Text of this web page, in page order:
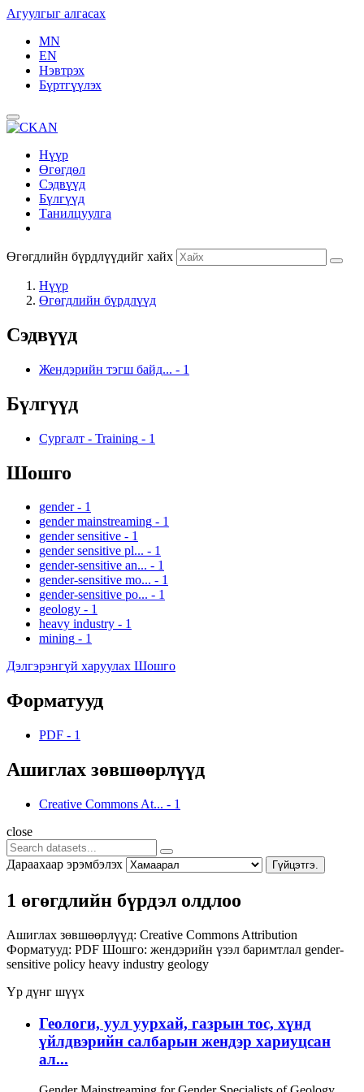
Агуулгыг алгасах
MN
EN
Нэвтрэх
Бүртгүүлэх
Нүүр
Өгөгдөл
Сэдвүүд
Бүлгүүд
Танилцуулга
Өгөгдлийн бүрдлүүдийг хайх
Нүүр
Өгөгдлийн бүрдлүүд
Сэдвүүд
Жендэрийн тэгш байд... - 1
Бүлгүүд
Сургалт - Training - 1
Шошго
gender - 1
gender mainstreaming - 1
gender sensitive - 1
gender sensitive pl... - 1
gender-sensitive an... - 1
gender-sensitive mo... - 1
gender-sensitive po... - 1
geology - 1
heavy industry - 1
mining - 1
Дэлгэрэнгүй харуулах Шошго
Форматууд
PDF - 1
Ашиглах зөвшөөрлүүд
Creative Commons At... - 1
close
Дараахаар эрэмбэлэх Гүйцэтгэ.
1 өгөгдлийн бүрдэл олдлоо
Ашиглах зөвшөөрлүүд: Creative Commons Attribution
Форматууд: PDF Шошго: жендэрийн үзэл баримтлал gender-
sensitive policy heavy industry geology
Үр дүнг шүүх
Геологи, уул уурхай, газрын тос, хүнд
үйлдвэрийн салбарын жендэр хариуцсан
ал...